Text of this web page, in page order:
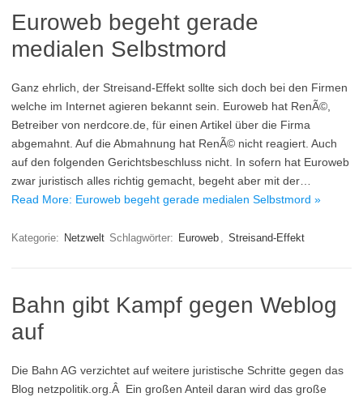
Euroweb begeht gerade
medialen Selbstmord
Ganz ehrlich, der Streisand-Effekt sollte sich doch bei den Firmen
welche im Internet agieren bekannt sein. Euroweb hat RenÃ©,
Betreiber von nerdcore.de, für einen Artikel über die Firma
abgemahnt. Auf die Abmahnung hat RenÃ© nicht reagiert. Auch
auf den folgenden Gerichtsbeschluss nicht. In sofern hat Euroweb
zwar juristisch alles richtig gemacht, begeht aber mit der…
Read More: Euroweb begeht gerade medialen Selbstmord »
Kategorie: Netzwelt Schlagwörter: Euroweb , Streisand-Effekt
Bahn gibt Kampf gegen Weblog
auf
Die Bahn AG verzichtet auf weitere juristische Schritte gegen das
Blog netzpolitik.org.Â Ein großen Anteil daran wird das große